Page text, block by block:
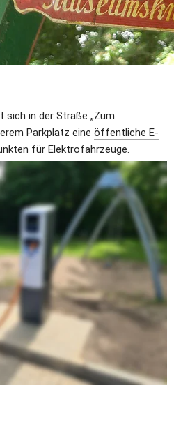
sich in der Straße „Zum
Parkplatz eine öffentliche E-
für Elektrofahrzeuge.